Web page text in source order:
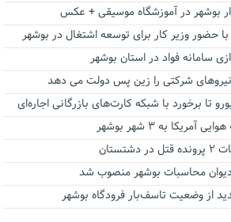
بوشهر در آموزشگاه موسیقی + عکس
حضور وزیر کار برای توسعه اشتغال در بوشهر
سامانه فواد در استان بوشهر
شرکتی را زین پس دولت می دهد
آمریکا به ۳ شهر بوشهر
محاسبات بوشهر منصوب شد
از وضعیت تاسف‌بار فرودگاه بوشهر